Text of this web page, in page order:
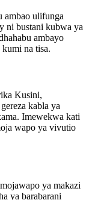
ambao ulifunga
ni bustani kubwa ya
ambayo
na tisa.
Kusini,
kabla ya
Imewekwa kati
wapo ya vivutio
ya makazi
ya barabarani